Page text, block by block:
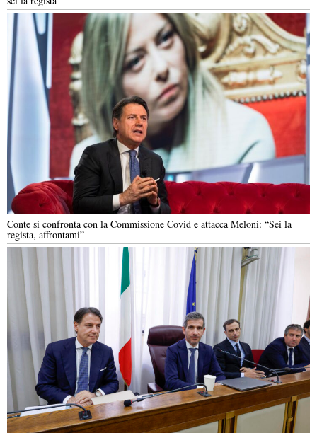
Conte si confronta con la Commissione Covid e attacca Meloni: “Sei la
regista, affrontami”